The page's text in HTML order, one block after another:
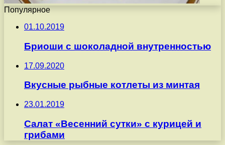
Популярное
01.10.2019
Бриоши с шоколадной внутренностью
17.09.2020
Вкусные рыбные котлеты из минтая
23.01.2019
Салат «Весенний сутки» с курицей и
грибами